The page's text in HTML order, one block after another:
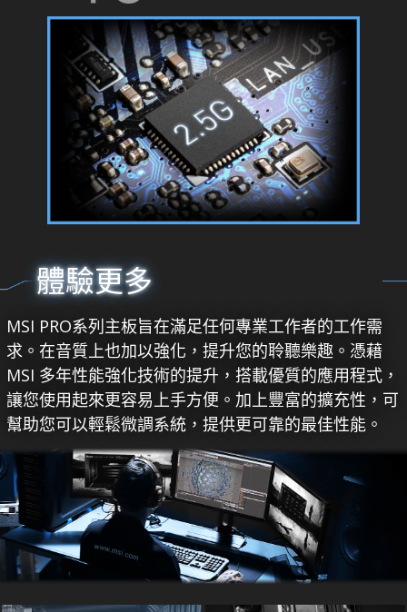
體驗更多
MSI PRO系列主板旨在滿足任何專業工作者的工作需
求。在音質上也加以強化，提升您的聆聽樂趣。憑藉
MSI 多年性能強化技術的提升，搭載優質的應用程式，
讓您使用起來更容易上手方便。加上豐富的擴充性，可
幫助您可以輕鬆微調系統，提供更可靠的最佳性能。